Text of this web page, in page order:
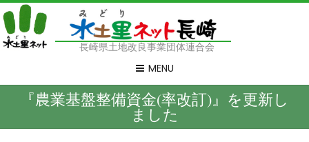
長崎県土地改良事業団体連合会
MENU
『農業基盤整備資金(率改訂)』を更新し
ました